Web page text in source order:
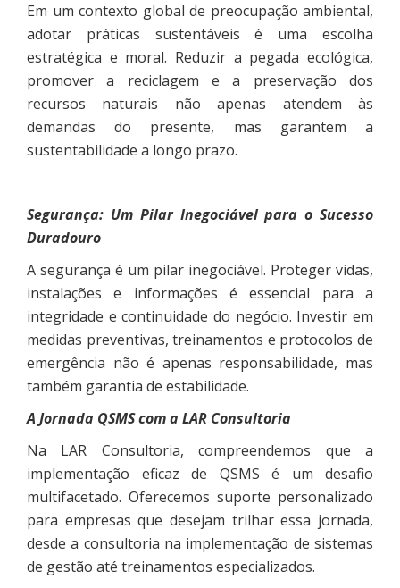
Em um contexto global de preocupação ambiental,
adotar práticas sustentáveis é uma escolha
estratégica e moral. Reduzir a pegada ecológica,
promover a reciclagem e a preservação dos
recursos naturais não apenas atendem às
demandas do presente, mas garantem a
sustentabilidade a longo prazo.
Segurança: Um Pilar Inegociável para o Sucesso
Duradouro
A segurança é um pilar inegociável. Proteger vidas,
instalações e informações é essencial para a
integridade e continuidade do negócio. Investir em
medidas preventivas, treinamentos e protocolos de
emergência não é apenas responsabilidade, mas
também garantia de estabilidade.
A Jornada QSMS com a LAR Consultoria
Na LAR Consultoria, compreendemos que a
implementação eficaz de QSMS é um desafio
multifacetado. Oferecemos suporte personalizado
para empresas que desejam trilhar essa jornada,
desde a consultoria na implementação de sistemas
de gestão até treinamentos especializados.